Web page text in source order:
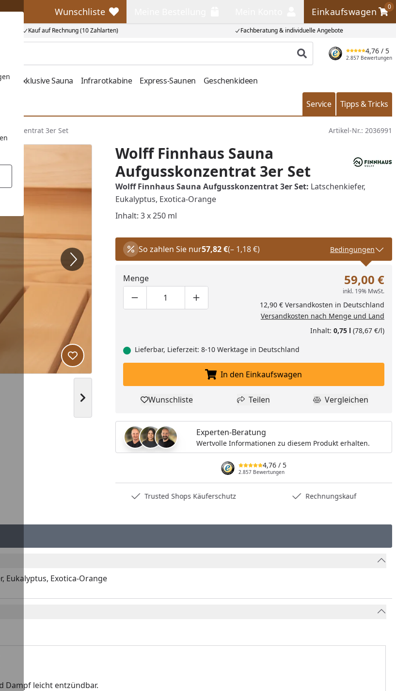
Kauf auf Rechnung (10 Zahlarten) Fachberatung & individuelle Angebote
Wunschliste
Wunschliste Einkaufswagen
0
Einkaufswagen
Produkt suchen
4,76 / 5
2.857 Bewertungen
Exklusive Sauna Infrarotkabine Express-Saunen Geschenkideen
Service Tipps & Tricks
3er Set Artikel-Nr.: 2036991
Nächstes Bild anzeigen
Produkt zur Wunschliste hinzufügen
Wolff Finnhaus Sauna
Aufgusskonzentrat 3er Set
Wolff Finnhaus Sauna Aufgusskonzentrat 3er Set: Latschenkiefer,
Eukalyptus, Exotica-Orange
Inhalt: 3 x 250 ml
So zahlen Sie nur57,82 €(– 1,18 €) Bedingungen
Menge
Produktmenge um eins verringern
Produktmenge manuell eingeben
Produktmenge um eins erhöhen
59,00 €
inkl. 19% MwSt.
12,90 € Versandkosten in Deutschland
Versandkosten nach Menge und Land
Inhalt: 0,75 l(78,67 €/l)
Lieferbar, Lieferzeit: 8-10 Werktage in Deutschland
In den Einkaufswagen legen
In den Einkaufswagen
Produkt zur Wunschliste hinzufügen
Wunschliste Teilen
Teilen Produkt
Vergleichen
Experten-Beratung
Wertvolle Informationen zu diesem Produkt erhalten.
4,76 / 5
2.857 Bewertungen
Trusted Shops Käuferschutz Rechnungskauf
Eukalyptus, Exotica-Orange
Dampf leicht entzündbar.